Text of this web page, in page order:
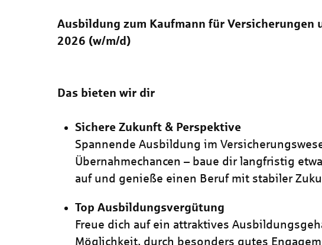
Ausbildung zum Kaufmann für Versicherungen
2026 (w/m/d)
Das bieten wir dir
Sichere Zukunft & Perspektive
Spannende Ausbildung im
Übernahmechancen – baue dir langfristig
auf und genieße einen Beruf mit stabiler
Top Ausbildungsvergütung
Freue dich auf ein attraktives
Möglichkeit, durch besonders gutes